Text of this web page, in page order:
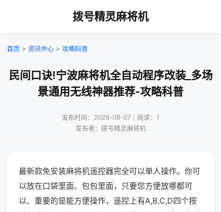
拨号精灵麻将机
首页 > 资讯中心 > 攻略科普
民间口诀!宁波麻将机全自动程序改装_多场
景通用无线神器推荐-攻略科普
发布时间：2026-08-07｜阅读：1
发布者：拨号精灵麻将机
最新款免安装麻将机遥控器完全可以单人操作。你可
以放在口袋里面、包包里面，只要您方便放哪都可
以、重要的是能方便操作，遥控上有A,B,C,D四个按